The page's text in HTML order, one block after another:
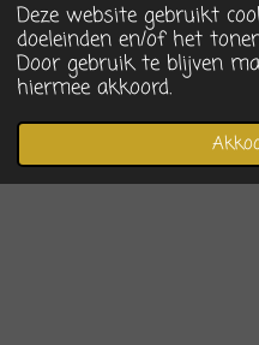
Deze website gebruikt
doeleinden en/of het
Door gebruik te blijven
hiermee akkoord.